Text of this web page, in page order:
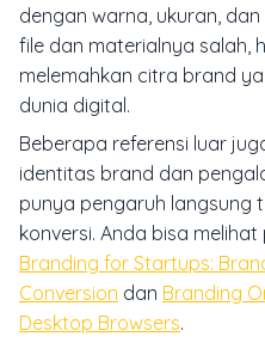
dengan warna, ukuran,
file dan materialnya salah,
melemahkan citra brand
dunia digital.
Beberapa referensi luar
identitas brand dan
punya pengaruh langsung
konversi. Anda bisa
Branding for Startups:
Conversion dan Branding
Desktop Browsers.